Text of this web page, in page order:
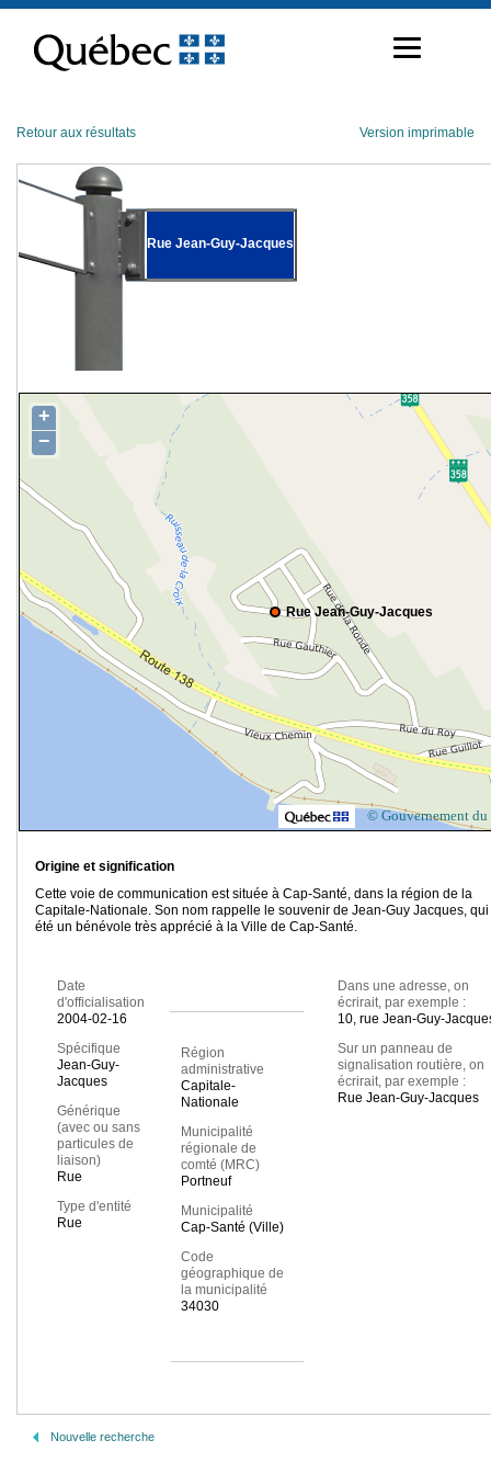
contenu
Retour aux résultats Version imprimable
Rue Jean-Guy-Jacques
Rue Jean-Guy-Jacques
+
−
© Gouvernement du
Origine et signification
Cette voie de communication est située à Cap-Santé, dans la région de la
Capitale-Nationale. Son nom rappelle le souvenir de Jean-Guy Jacques, qui
été un bénévole très apprécié à la Ville de Cap-Santé.
Date
d'officialisation
2004-02-16
Spécifique
Jean-Guy-
Jacques
Générique
(avec ou sans
particules de
liaison)
Rue
Type d'entité
Rue
Région
administrative
Capitale-
Nationale
Municipalité
régionale de
comté (MRC)
Portneuf
Municipalité
Cap-Santé (Ville)
Code
géographique de
la municipalité
34030
Dans une adresse, on
écrirait, par exemple :
10, rue Jean-Guy-
Sur un panneau de
signalisation routière, on
écrirait, par exemple :
Rue Jean-Guy-Jacques
Nouvelle recherche